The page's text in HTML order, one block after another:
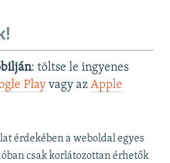
: töltse le ingyenes
Playvagy az Apple
érdekében a weboldal egyes
csak korlátozottan érhetők